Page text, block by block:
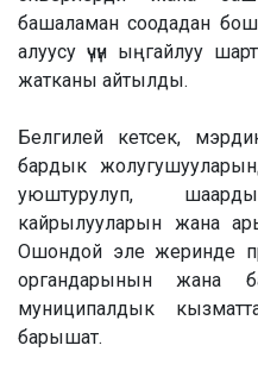
башаламан соодадан
алуусу үчүн ыңгайлуу
жатканы айтылды.
Белгилей кетсек,
бардык
уюштурулуп,
кайрылууларын жана
Ошондой эле жеринде
органдарынын жана
муниципалдык
барышат.